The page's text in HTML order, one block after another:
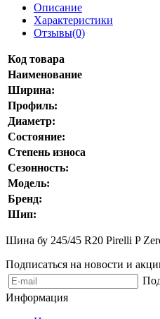
Описание
Характеристики
Отзывы(0)
Код товара
Наименование
Ширина:
Профиль:
Диаметр:
Состояние:
Степень износа
Сезонность:
Модель:
Бренд:
Шип:
Шина бу 245/45 R20 Pirelli P
Подписаться на новости и
Информация